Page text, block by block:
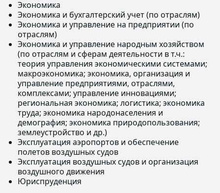
Экономика
Экономика и бухгалтерский учет (по отраслям)
Экономика и управление на предприятии (по
отраслям)
Экономика и управление народным хозяйством
(по отраслям и сферам деятельности в т.ч.:
теория управления экономическими системами;
макроэкономика; экономика, организация и
управление предприятиями, отраслями,
комплексами; управление инновациями;
региональная экономика; логистика; экономика
труда; экономика народонаселения и
демография; экономика природопользования;
землеустройство и др.)
Эксплуатация аэропортов и обеспечение
полетов воздушных судов
Эксплуатация воздушных судов и организация
воздушного движения
Юриспруденция